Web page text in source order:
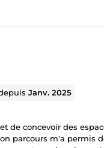
Janv. 2025
de concevoir des
parcours m'a permis